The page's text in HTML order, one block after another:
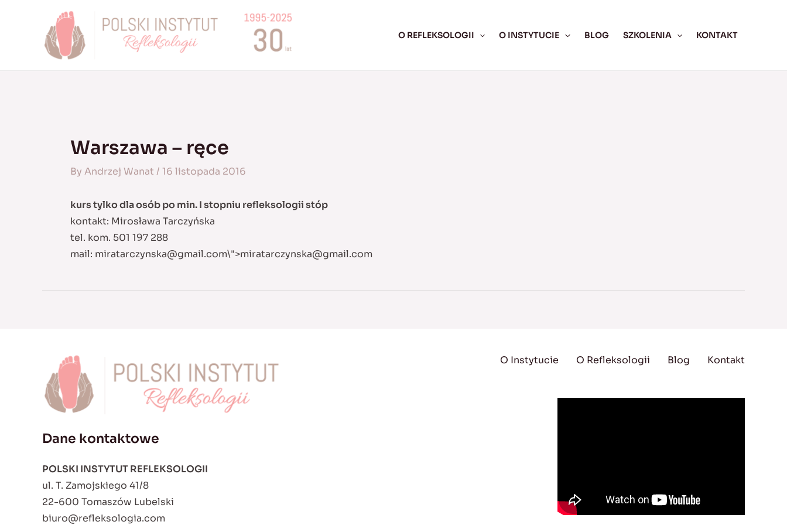
O REFLEKSOLOGII O INSTYTUCIE BLOG SZKOLENIA KONTAKT
Warszawa – ręce
By Andrzej Wanat / 16 listopada 2016
kurs tylko dla osób po min. I stopniu refleksologii stóp
kontakt: Mirosława Tarczyńska
tel. kom. 501 197 288
mail: miratarczynska@gmail.com\">miratarczynska@gmail.com
Dane kontaktowe
POLSKI INSTYTUT REFLEKSOLOGII
ul. T. Zamojskiego 41/8
22-600 Tomaszów Lubelski
biuro@refleksologia.com
O Instytucie O Refleksologii Blog Kontakt